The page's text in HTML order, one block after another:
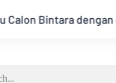
Konsisten Alirkan